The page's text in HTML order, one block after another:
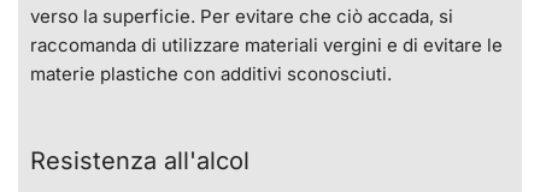
verso la superficie. Per evitare che ciò accada, si
raccomanda di utilizzare materiali vergini e di evitare le
materie plastiche con additivi sconosciuti.
Resistenza all'alcol